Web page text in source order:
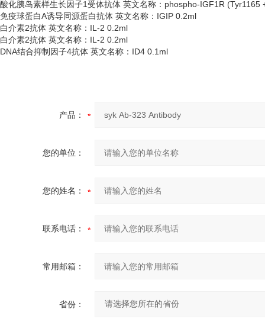
酸化胰岛素样生长因子1受体抗体 英文名称：phospho-IGF1R (Tyr1165
免疫球蛋白A诱导同源蛋白抗体 英文名称：IGIP 0.2ml
白介素2抗体 英文名称：IL-2 0.2ml
白介素2抗体 英文名称：IL-2 0.2ml
DNA结合抑制因子4抗体 英文名称：ID4 0.1ml
产品：
您的单位：
您的姓名：
联系电话：
常用邮箱：
省份：